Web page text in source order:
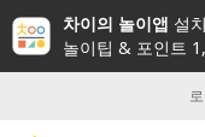
차이의 놀이앱 설
놀이팁 & 포인트